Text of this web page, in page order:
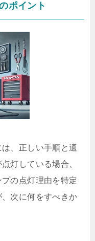
ポイント
、正しい手順と適
灯している場合、
の点灯理由を特定
次に何をすべきか